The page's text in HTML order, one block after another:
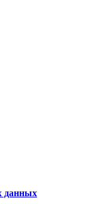
данных